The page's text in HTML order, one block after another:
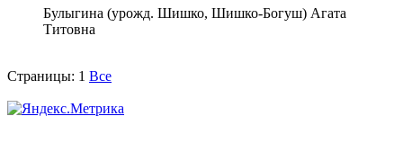
Булыгина (урожд. Шишко, Шишко-Богуш) Агата
Титовна
Страницы: 1 Все